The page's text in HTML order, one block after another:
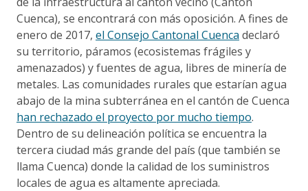
Cuenca), se encontrará con más oposición. A fines de
enero de 2017, el Consejo Cantonal Cuenca declaró
su territorio, páramos (ecosistemas frágiles y
amenazados) y fuentes de agua, libres de minería de
metales. Las comunidades rurales que estarían agua
abajo de la mina subterránea en el cantón de Cuenca
han rechazado el proyecto por mucho tiempo.
Dentro de su delineación política se encuentra la
tercera ciudad más grande del país (que también se
llama Cuenca) donde la calidad de los suministros
locales de agua es altamente apreciada.